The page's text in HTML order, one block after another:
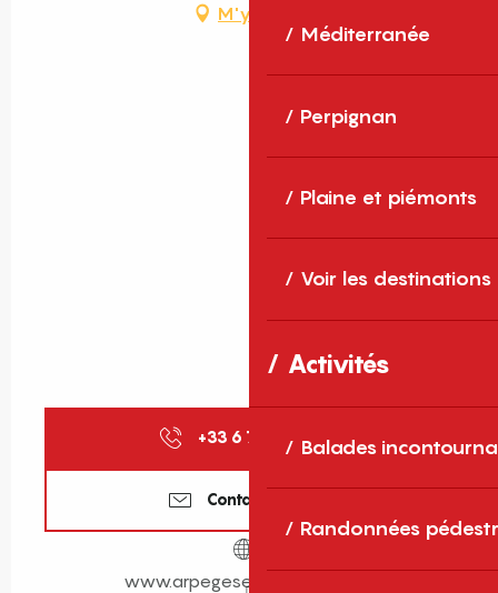
Méditerranée
Perpignan
Plaine et piémonts
Voir les destinations
Activités
Balades
Randonnées
M'y rendre
+33 6 75 87 32 ▒▒
Contactez-nous
www.arpegesenfenouilledes.fr